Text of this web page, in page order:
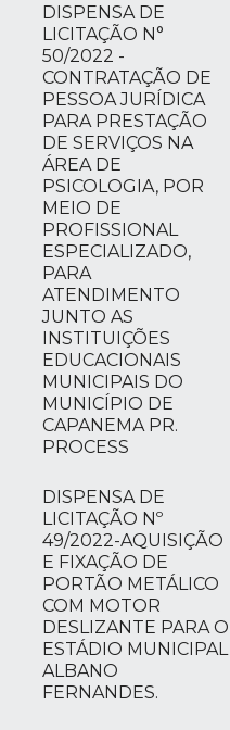
DISPENSA DE
LICITAÇÃO N°
50/2022 -
CONTRATAÇÃO DE
PESSOA JURÍDICA
PARA PRESTAÇÃO
DE SERVIÇOS NA
ÁREA DE
PSICOLOGIA, POR
MEIO DE
PROFISSIONAL
ESPECIALIZADO,
PARA
ATENDIMENTO
JUNTO AS
INSTITUIÇÕES
EDUCACIONAIS
MUNICIPAIS DO
MUNICÍPIO DE
CAPANEMA PR.
PROCESS
DISPENSA DE
LICITAÇÃO Nº
49/2022-AQUISIÇÃO
E FIXAÇÃO DE
PORTÃO METÁLICO
COM MOTOR
DESLIZANTE PARA O
ESTÁDIO MUNICIPAL
ALBANO
FERNANDES.